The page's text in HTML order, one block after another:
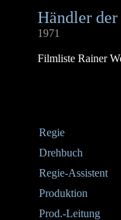
Händler
1971
Filmliste Rainer
Regie
Drehbuch
Regie-Assistent
Produktion
Prod.-Leitung